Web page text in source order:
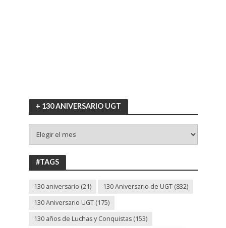
+ 130 ANIVERSARIO UGT
130
ANIVERSARIO
UGT
#TAGS
130 aniversario (21) 130 Aniversario de UGT(832)
130 Aniversario UGT(175)
130 años de Luchas y Conquistas(153)